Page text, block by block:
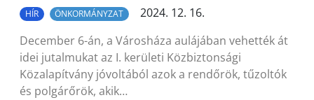
HÍR ÖNKORMÁNYZAT
2024. 12. 16.
December 6-án, a Városháza aulájában vehették át
idei jutalmukat az I. kerületi Közbiztonsági
Közalapítvány jóvoltából azok a rendőrök, tűzoltók
és polgárőrök, akik…